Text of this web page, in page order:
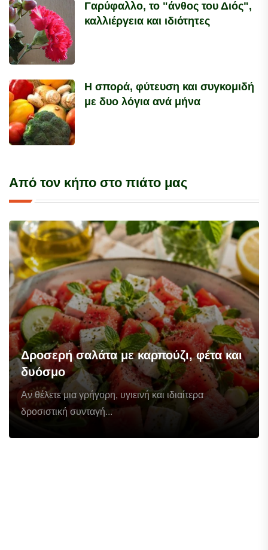
Γαρύφαλλο, το "άνθος του Διός",
καλλιέργεια και ιδιότητες
Η σπορά, φύτευση και συγκομιδή
με δυο λόγια ανά μήνα
Από τον κήπο στο πιάτο μας
Δροσερή σαλάτα με καρπούζι, φέτα και
δυόσμο
Αν θέλετε μια γρήγορη, υγιεινή και ιδιαίτερα
δροσιστική συνταγή...